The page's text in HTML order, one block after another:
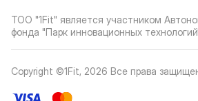
ТОО "1Fit" является участником
фонда "Парк инновационных
Copyright ©1Fit, 2026 Все права